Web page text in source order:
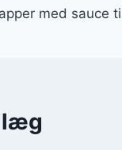
med sauce